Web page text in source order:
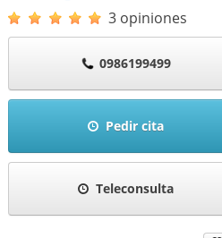
3 opiniones
0986199499
Pedir cita
Teleconsulta